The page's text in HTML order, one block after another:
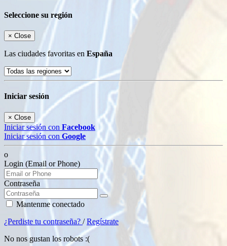
Seleccione su región
× Close
Las ciudades favoritas en España
Iniciar sesión
× Close
Iniciar sesión con Facebook
Iniciar sesión con Google
o
Login (Email or Phone)
Contraseña
Mantenme conectado
¿Perdiste tu contraseña? /Regístrate
No nos gustan los robots :(